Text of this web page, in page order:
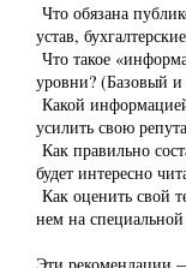
Что обязана
устав,
Что такое
уровни? (Базовый
Какой
усилить свою
Как правильно
будет интересно
Как оценить свой
нем на